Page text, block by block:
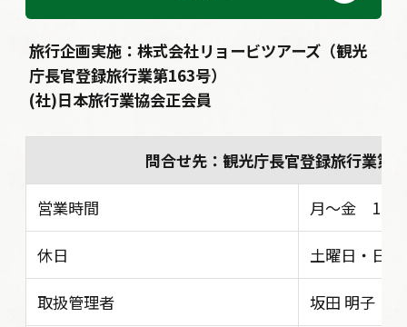
旅行企画実施：株式会社リョービツアーズ（観光
庁長官登録旅行業第163号）
(社)日本旅行業協会正会員
問合せ先：観光庁長官登録旅行業
営業時間 月〜金
休日 土曜日・日
取扱管理者 坂田 明子